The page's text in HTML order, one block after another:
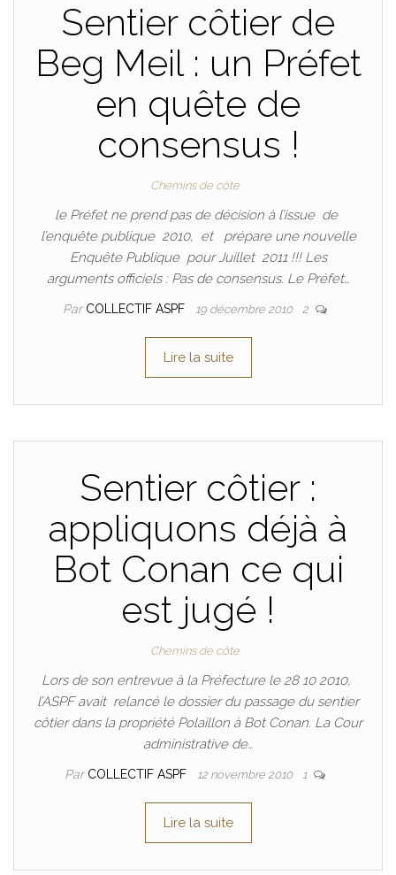
Sentier côtier de
Beg Meil : un Préfet
en quête de
consensus !
Chemins de côte
le Préfet ne prend pas de décision à l’issue de
l’enquête publique 2010, et prépare une nouvelle
Enquête Publique pour Juillet 2011 !!! Les
arguments officiels : Pas de consensus. Le Préfet…
Par COLLECTIF ASPF 19 décembre 2010 2
Lire la suite
Sentier côtier :
appliquons déjà à
Bot Conan ce qui
est jugé !
Chemins de côte
Lors de son entrevue à la Préfecture le 28 10 2010,
l’ASPF avait relancé le dossier du passage du sentier
côtier dans la propriété Polaillon à Bot Conan. La Cour
administrative de…
Par COLLECTIF ASPF 12 novembre 2010 1
Lire la suite